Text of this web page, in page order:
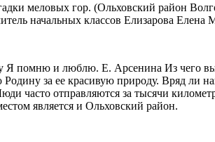
меловых гор. (Ольховский район
начальных классов Елизарова Елена
помню и люблю. Е. Арсенина Из чего
за ее красивую природу. Вряд ли
часто отправляются за тысячи
является и Ольховский район.